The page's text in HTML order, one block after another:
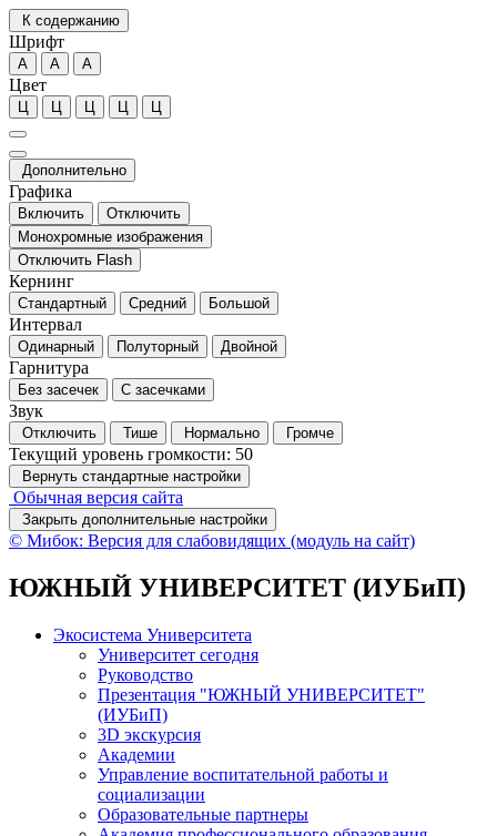
К содержанию
Шрифт
А А А
Цвет
Ц Ц Ц Ц Ц
Дополнительно
Графика
Включить
Отключить
Монохромные изображения
Отключить Flash
Кернинг
Стандартный Средний Большой
Интервал
Одинарный Полуторный Двойной
Гарнитура
Без засечек С засечками
Звук
Отключить Тише Нормально Громче
Текущий уровень громкости: 50
Вернуть стандартные настройки
Обычная версия сайта
Закрыть дополнительные настройки
© Мибок: Версия для слабовидящих (модуль на сайт)
ЮЖНЫЙ УНИВЕРСИТЕТ (ИУБиП)
Экосистема Университета
Университет сегодня
Руководство
Презентация "ЮЖНЫЙ УНИВЕРСИТЕТ"
(ИУБиП)
3D экскурсия
Академии
Управление воспитательной работы и
социализации
Образовательные партнеры